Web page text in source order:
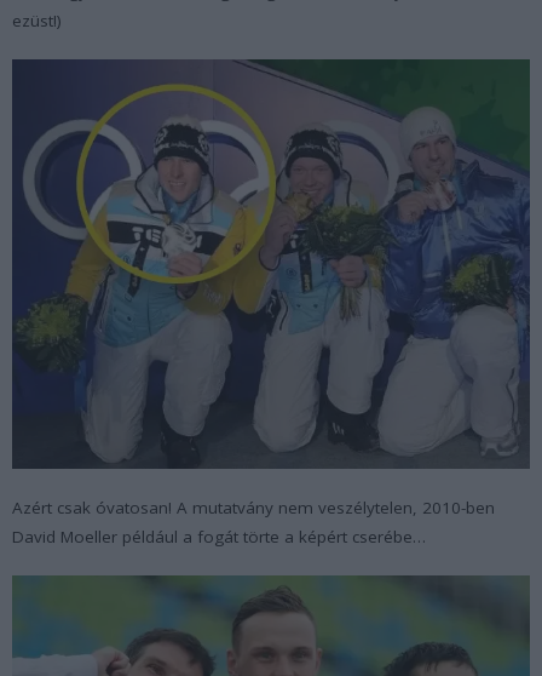
ezüst!)
Azért csak óvatosan! A mutatvány nem veszélytelen, 2010-ben
David Moeller például a fogát törte a képért cserébe…